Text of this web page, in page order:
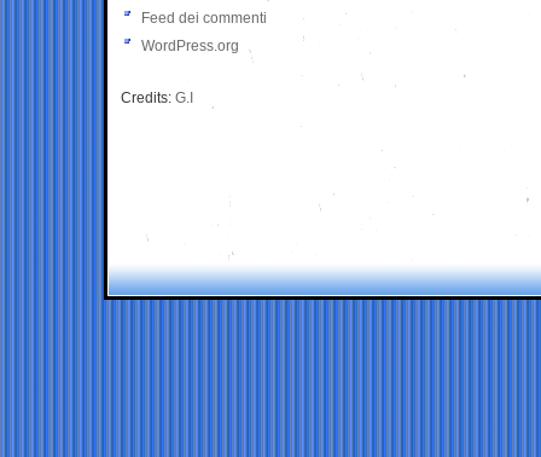
Feed dei commenti
WordPress.org
Credits: G.I